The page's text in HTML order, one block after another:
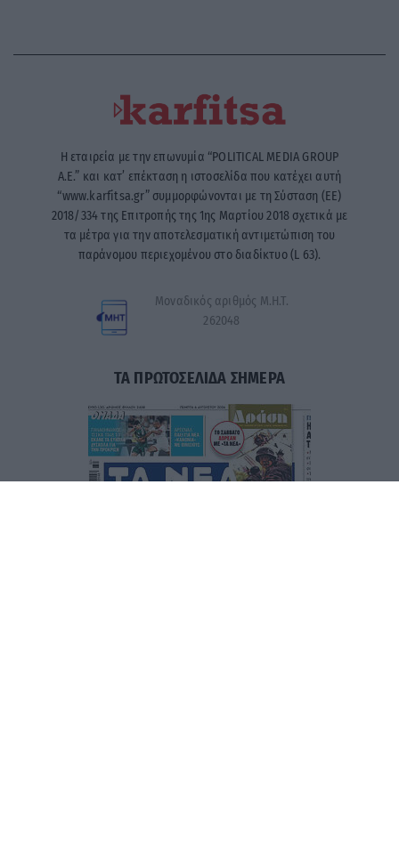
Η εταιρεία με την επωνυμία “POLITICAL MEDIA GROUP
A.E.” και κατ’ επέκταση η ιστοσελίδα που κατέχει αυτή
“www.karfitsa.gr” συμμορφώνονται με τη Σύσταση (ΕΕ)
2018/334 της Επιτροπής της 1ης Μαρτίου 2018 σχετικά με
τα μέτρα για την αποτελεσματική αντιμετώπιση του
παράνομου περιεχομένου στο διαδίκτυο (L 63).
Μοναδικός αριθμός Μ.Η.Τ.
262048
ΤΑ ΠΡΩΤΟΣΕΛΙΔΑ ΣΗΜΕΡΑ